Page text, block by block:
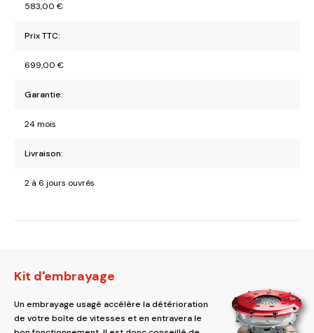
583,00 €
Prix TTC:
699,00 €
Garantie:
24 mois
Livraison:
2 à 6 jours ouvrés
Kit d'embrayage
Un embrayage usagé accélère la détérioration
de votre boîte de vitesses et en entravera le